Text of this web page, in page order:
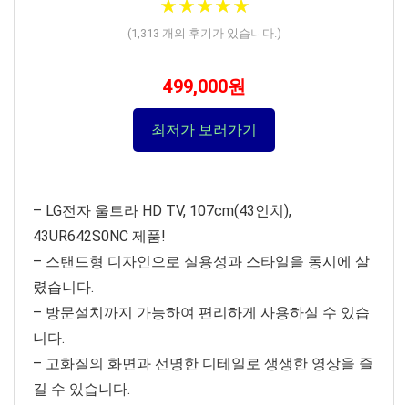
★★★★★
★★★★★
(1,313 개의 후기가 있습니다.)
499,000원
최저가 보러가기
– LG전자 울트라 HD TV, 107cm(43인치),
43UR642S0NC 제품!
– 스탠드형 디자인으로 실용성과 스타일을 동시에 살
렸습니다.
– 방문설치까지 가능하여 편리하게 사용하실 수 있습
니다.
– 고화질의 화면과 선명한 디테일로 생생한 영상을 즐
길 수 있습니다.